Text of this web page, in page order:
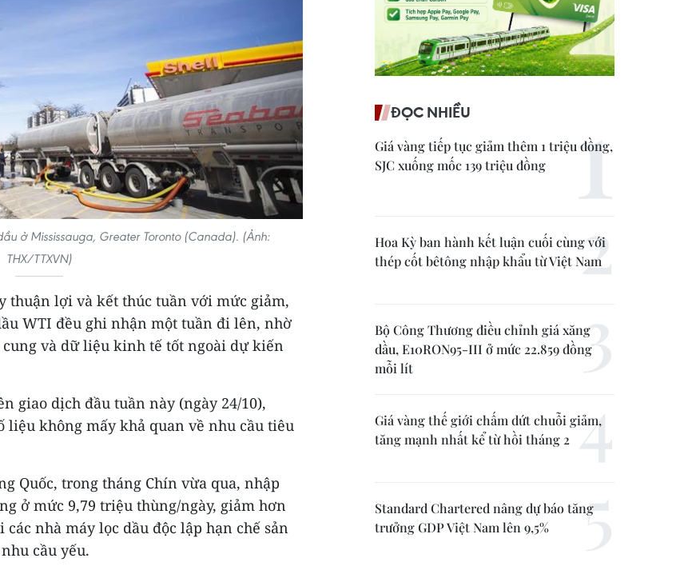
ở Mississauga, Greater Toronto (Canada). (Ảnh:
THX/TTXVN)
thuận lợi và kết thúc tuần với mức giảm,
WTI đều ghi nhận một tuần đi lên, nhờ
và dữ liệu kinh tế tốt ngoài dự kiến
giao dịch đầu tuần này (ngày 24/10),
liệu không mấy khả quan về nhu cầu tiêu
Quốc, trong tháng Chín vừa qua, nhập
ở mức 9,79 triệu thùng/ngày, giảm hơn
nhà máy lọc dầu độc lập hạn chế sản
cầu yếu.
ĐỌC NHIỀU
Giá vàng tiếp tục giảm thêm 1 triệu đồng,
SJC xuống mốc 139 triệu đồng
Hoa Kỳ ban hành kết luận cuối cùng với
thép cốt bêtông nhập khẩu từ Việt Nam
Bộ Công Thương điều chỉnh giá xăng
dầu, E10RON95-III ở mức 22.859 đồng
mỗi lít
Giá vàng thế giới chấm dứt chuỗi giảm,
tăng mạnh nhất kể từ hồi tháng 2
Standard Chartered nâng dự báo tăng
trưởng GDP Việt Nam lên 9,5%